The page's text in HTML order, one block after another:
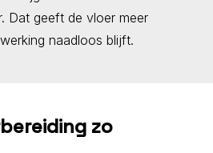
Dat geeft de vloer meer
naadloos blijft.
zo